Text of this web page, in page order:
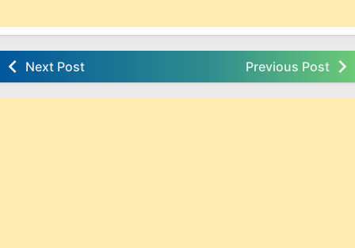
Next Post Previous Post